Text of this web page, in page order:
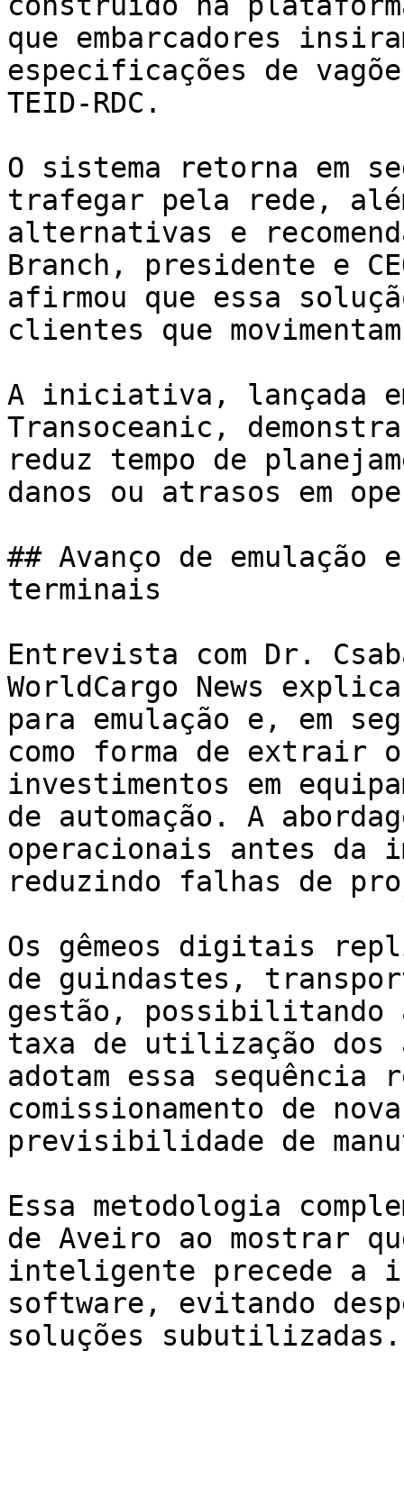
que embarcadores
especificações de
TEID-RDC.
O sistema retorna em
trafegar pela rede,
alternativas e
Branch, presidente e
afirmou que essa
clientes que
A iniciativa, lançada
Transoceanic,
reduz tempo de
danos ou atrasos em
## Avanço de emulação
terminais
Entrevista com Dr.
WorldCargo News
para emulação e, em
como forma de extrair
investimentos em
de automação. A
operacionais antes da
reduzindo falhas de
Os gêmeos digitais
de guindastes,
gestão, possibilitando
taxa de utilização dos
adotam essa sequência
comissionamento de
previsibilidade de
Essa metodologia
de Aveiro ao mostrar
inteligente precede a
software, evitando
soluções subutilizadas.